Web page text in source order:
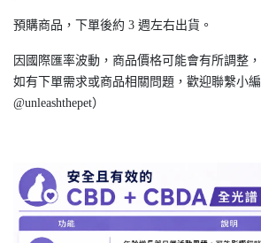
預購商品，下單後約 3 週左右出貨。
因國際匯率波動，商品價格可能會有所調整
如有下單需求或商品相關問題，歡迎聯繫小
@unleashthepet）